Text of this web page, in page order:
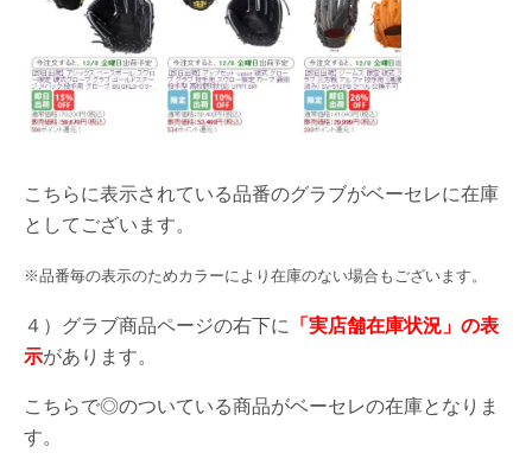
こちらに表示されている品番のグラブがベーセレに在庫
としてございます。
※品番毎の表示のためカラーにより在庫のない場合もございます。
４）グラブ商品ページの右下に 「実店舗在庫状況」の表
示があります。
こちらで◎のついている商品がベーセレの在庫となりま
す。